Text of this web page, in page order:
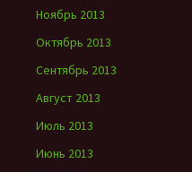
Ноябрь 2013
Октябрь 2013
Сентябрь 2013
Август 2013
Июль 2013
Июнь 2013